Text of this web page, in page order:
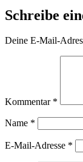
Schreibe
Deine E-Mail-
Kommentar *
Name *
E-Mail-Adresse *